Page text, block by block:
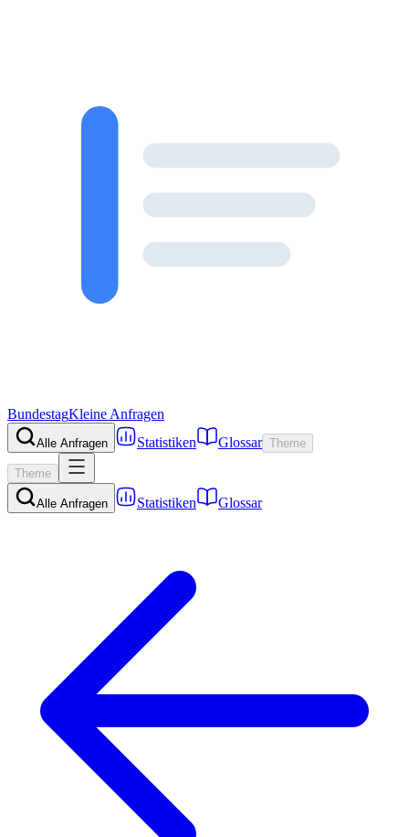
BundestagKleine Anfragen
Alle Anfragen Statistiken Glossar Theme
Theme
Alle Anfragen Statistiken Glossar